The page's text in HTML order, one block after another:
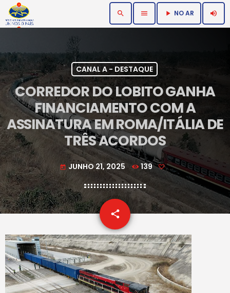
search menu play_arrow NO AR volume_up
CANAL A - DESTAQUE
CORREDOR DO LOBITO GANHA
FINANCIAMENTO COM A
ASSINATURA EM ROMA/ITÁLIA DE
TRÊS ACORDOS
today JUNHO 21, 2025 139
share
email